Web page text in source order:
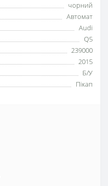
чорний
Автомат
Audi
Q5
239000
2015
Б/У
Пікап